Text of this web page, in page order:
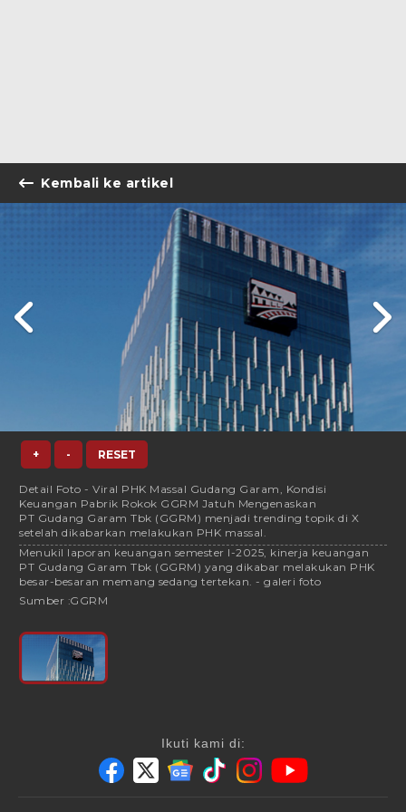
Kembali ke artikel
+ - RESET
Detail Foto - Viral PHK Massal Gudang Garam, Kondisi
Keuangan Pabrik Rokok GGRM Jatuh Mengenaskan
PT Gudang Garam Tbk (GGRM) menjadi trending topik di X
setelah dikabarkan melakukan PHK massal.
Menukil laporan keuangan semester I-2025, kinerja keuangan
PT Gudang Garam Tbk (GGRM) yang dikabar melakukan PHK
besar-besaran memang sedang tertekan. - galeri foto
Sumber :GGRM
Ikuti kami di: